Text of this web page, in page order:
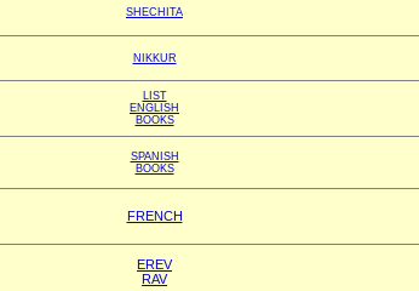
SHECHITA
NIKKUR
LIST
ENGLISH
BOOKS
SPANISH
BOOKS
FRENCH
EREV
RAV